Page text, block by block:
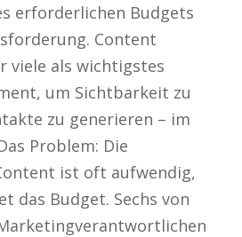
erforderlichen Budgets
Content
viele als wichtigstes
um Sichtbarkeit zu
zu generieren – im
Problem: Die
ist oft aufwendig,
das Budget. Sechs von